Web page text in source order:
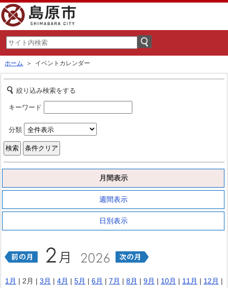
ホーム ＞ イベントカレンダー
絞り込み検索をする
キーワード
分類
月間表示
週間表示
日別表示
1月 | 2月 | 3月 | 4月 | 5月 | 6月 | 7月 | 8月 | 9月 | 10月 | 11月 | 12月 |